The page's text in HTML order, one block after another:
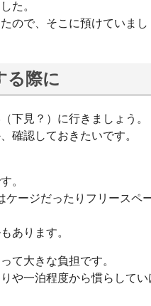
た。
ので、そこに預けていまし
る際に
下見？）に行きましょう。
確認しておきたいです。
。
ケージだったりフリースペ
あります。
て大きな負担です。
や一泊程度から慣らしてい